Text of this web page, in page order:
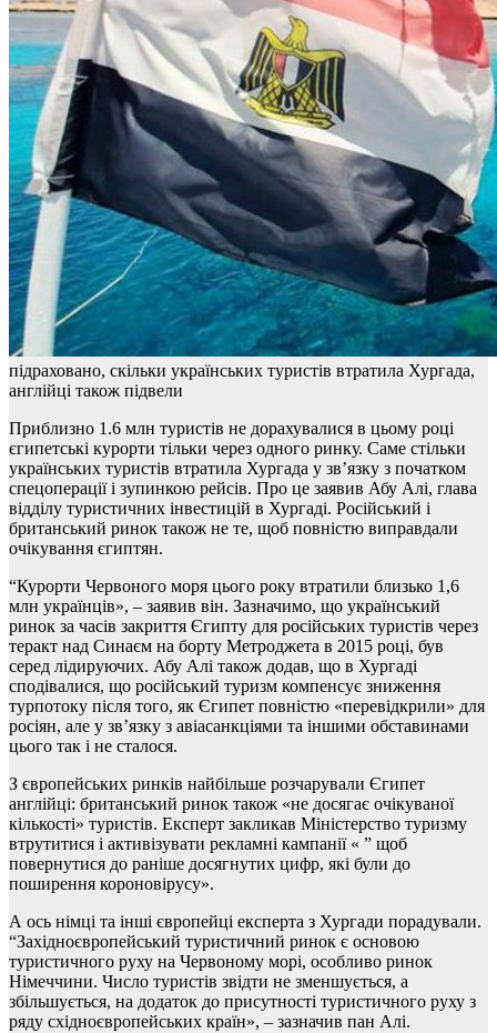
підраховано, скільки українських туристів втратила Хургада,
англійці також підвели
Приблизно 1.6 млн туристів не дорахувалися в цьому році
єгипетські курорти тільки через одного ринку. Саме стільки
українських туристів втратила Хургада у зв’язку з початком
спецоперації і зупинкою рейсів. Про це заявив Абу Алі, глава
відділу туристичних інвестицій в Хургаді. Російський і
британський ринок також не те, щоб повністю виправдали
очікування єгиптян.
“Курорти Червоного моря цього року втратили близько 1,6
млн українців», – заявив він. Зазначимо, що український
ринок за часів закриття Єгипту для російських туристів через
теракт над Синаєм на борту Метроджета в 2015 році, був
серед лідируючих. Абу Алі також додав, що в Хургаді
сподівалися, що російський туризм компенсує зниження
турпотоку після того, як Єгипет повністю «перевідкрили» для
росіян, але у зв’язку з авіасанкціями та іншими обставинами
цього так і не сталося.
З європейських ринків найбільше розчарували Єгипет
англійці: британський ринок також «не досягає очікуваної
кількості» туристів. Експерт закликав Міністерство туризму
втрутитися і активізувати рекламні кампанії « ” щоб
повернутися до раніше досягнутих цифр, які були до
поширення короновірусу».
А ось німці та інші європейці експерта з Хургади порадували.
“Західноєвропейський туристичний ринок є основою
туристичного руху на Червоному морі, особливо ринок
Німеччини. Число туристів звідти не зменшується, а
збільшується, на додаток до присутності туристичного руху з
ряду східноєвропейських країн», – зазначив пан Алі.